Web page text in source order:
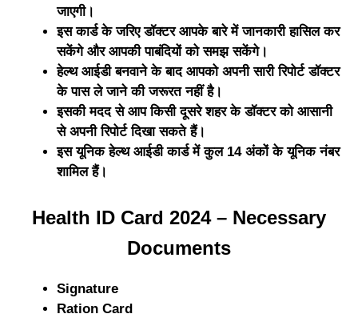
जाएगी।
इस कार्ड के जरिए डॉक्टर आपके बारे में जानकारी हासिल कर
सकेंगे और आपकी पाबंदियों को समझ सकेंगे।
हेल्थ आईडी बनवाने के बाद आपको अपनी सारी रिपोर्ट डॉक्टर
के पास ले जाने की जरूरत नहीं है।
इसकी मदद से आप किसी दूसरे शहर के डॉक्टर को आसानी
से अपनी रिपोर्ट दिखा सकते हैं।
इस यूनिक हेल्थ आईडी कार्ड में कुल 14 अंकों के यूनिक नंबर
शामिल हैं।
Health ID Card 2024 – Necessary
Documents
Signature
Ration Card